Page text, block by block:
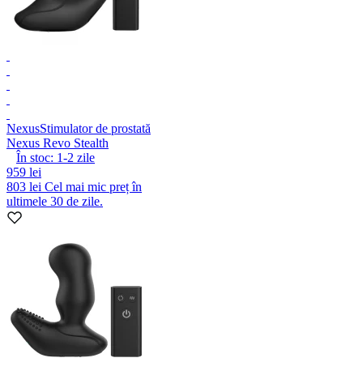
NexusStimulator de prostată
Nexus Revo Stealth
În stoc: 1-2 zile
959 lei
803 lei Cel mai mic preț în
ultimele 30 de zile.